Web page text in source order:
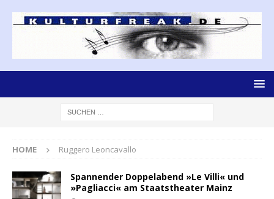
HOME Ruggero Leoncavallo
Spannender Doppelabend »Le Villi« und
»Pagliacci« am Staatstheater Mainz